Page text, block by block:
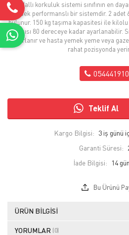
Mandallı korkuluk sistemi sınıfının en
yüksek performanslı bir sistemdir. 2 adet
bulunur. 150 kg taşıma kapasitesi ile
açısı 80 dereceye kadar ayarlanabilir.
ayarlanır ve hasta yemek yeme veya
rahat pozisyonda
Teklif Al
Kargo Bilgisi: 3 iş günü
Garanti Süresi:
İade Bilgisi:
Bu Ürünü
ÜRÜN BILGISI
YORUMLAR (0)